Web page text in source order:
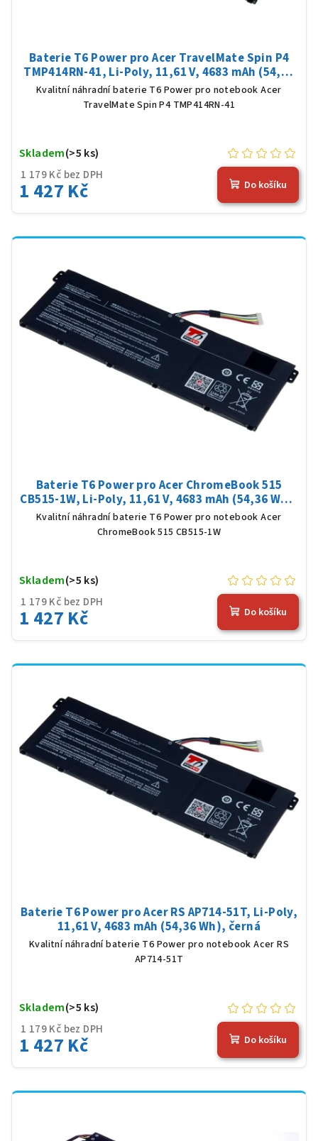
Baterie T6 Power pro Acer TravelMate Spin P4
TMP414RN-41, Li-Poly, 11,61 V, 4683 mAh (54,36
Wh), černá
Kvalitní náhradní baterie T6 Power pro notebook Acer
TravelMate Spin P4 TMP414RN-41
1 179 Kč bez DPH
1 427 Kč
Skladem(>5 ks)
Do košíku
Baterie T6 Power pro Acer ChromeBook 515
CB515-1W, Li-Poly, 11,61 V, 4683 mAh (54,36 Wh),
černá
Kvalitní náhradní baterie T6 Power pro notebook Acer
ChromeBook 515 CB515-1W
1 179 Kč bez DPH
1 427 Kč
Skladem(>5 ks)
Do košíku
Baterie T6 Power pro Acer RS AP714-51T, Li-Poly,
11,61 V, 4683 mAh (54,36 Wh), černá
Kvalitní náhradní baterie T6 Power pro notebook Acer RS
AP714-51T
1 179 Kč bez DPH
1 427 Kč
Skladem(>5 ks)
Do košíku